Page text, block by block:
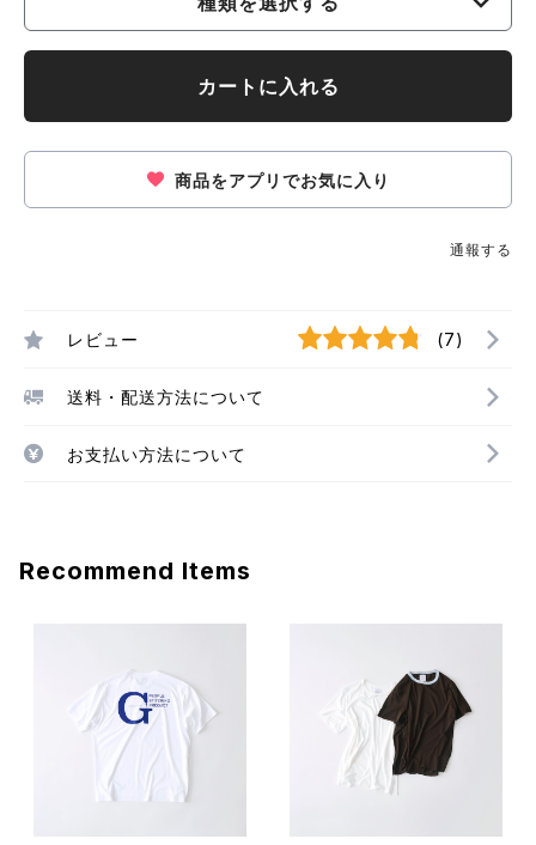
カートに入れる
商品をアプリでお気に入り
通報する
レビュー (7)
送料・配送方法について
お支払い方法について
Recommend Items